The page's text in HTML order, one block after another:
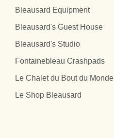
Bleausard Equipment
Bleausard's Guest House
Bleausard's Studio
Fontainebleau Crashpads
Le Chalet du Bout du Monde
Le Shop Bleausard